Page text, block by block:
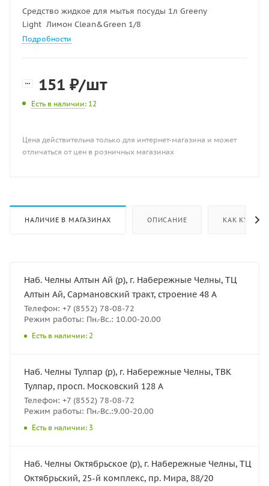
Средство жидкое для мытья посуды 1л Greeny
Light Лимон Clean&Green 1/8
Подробности
151 ₽/шт
Есть в наличии: 12
Цена действительна только для интернет-магазина и может
отличаться от цен в розничных магазинах
НАЛИЧИЕ В МАГАЗИНАХ ОПИСАНИЕ КАК КУПИТЬ
Наб. Челны Алтын Ай (р), г. Набережные Челны, ТЦ
Алтын Ай, Сармановский тракт, строение 48 А
Телефон: +7 (8552) 78-08-72
Режим работы: Пн.-Вс.: 10.00-20.00
Есть в наличии: 2
Наб. Челны Тулпар (р), г. Набережные Челны, ТВК
Тулпар, просп. Московский 128 А
Телефон: +7 (8552) 78-08-72
Режим работы: Пн.-Вс.:9.00-20.00
Есть в наличии: 3
Наб. Челны Октябрьское (р), г. Набережные Челны, ТЦ
Октябрьский, 25-й комплекс, пр. Мира, 88/20